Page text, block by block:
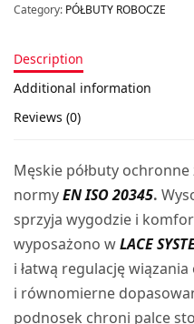
Category: PÓŁBUTY ROBOCZE
Description
Additional information
Reviews (0)
Męskie półbuty
normyEN ISO 20345.
sprzyja wygodzie i
wyposażono wLACE
i łatwą regulację
i równomierne
podnosek chroni palce